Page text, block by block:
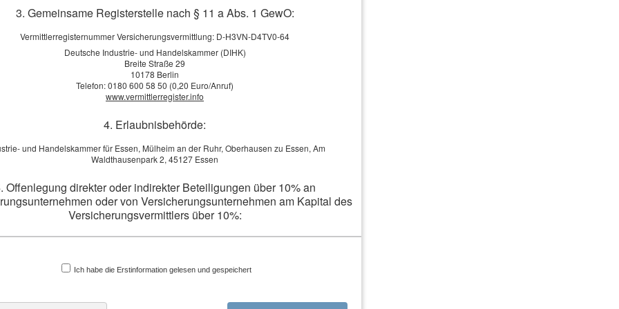
3. Gemeinsame Registerstelle nach § 11 a Abs. 1 GewO:
Vermittlerregisternummer Versicherungsvermittlung: D-H3VN-D4TV0-64
Deutsche Industrie- und Handelskammer (DIHK)
Breite Straße 29
10178 Berlin
Telefon: 0180 600 58 50 (0,20 Euro/Anruf)
www.vermittlerregister.info
4. Erlaubnisbehörde:
und Handelskammer für Essen, Mülheim an der Ruhr, Oberhausen zu Essen, Am
Waldthausenpark 2, 45127 Essen
Offenlegung direkter oder indirekter Beteiligungen über 10% an
oder von Versicherungsunternehmen am Kapital des
Versicherungsvermittlers über 10%:
hält keine unmittelbare oder mittelbare Beteiligung von mehr als 10% der Stimmrechte oder
Stimmrechte oder des Kapitals an Rüdiger Hamf.
6. Schlichtungsstellen:
Ich habe die Erstinformation gelesen und gespeichert